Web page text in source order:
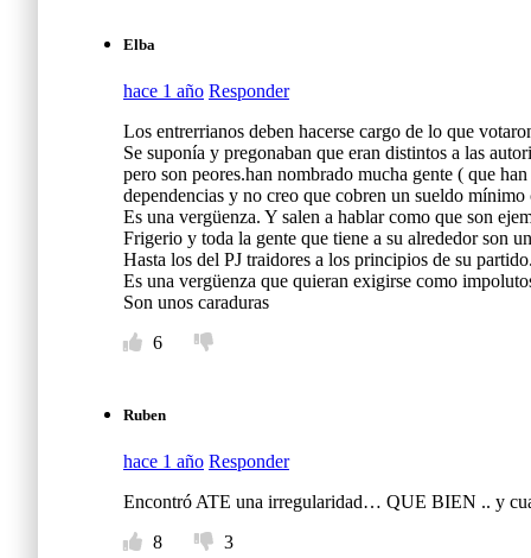
Elba
hace 1 año Responder
Los entrerrianos deben hacerse cargo de lo que
Se suponía y pregonaban que eran distintos a las
pero son peores.han nombrado mucha gente ( que
dependencias y no creo que cobren un sueldo
Es una vergüenza. Y salen a hablar como que son
Frigerio y toda la gente que tiene a su alrededor son
Hasta los del PJ traidores a los principios de su
Es una vergüenza que quieran exigirse como
Son unos caraduras
6
Ruben
hace 1 año Responder
Encontró ATE una irregularidad… QUE BIEN .. y
8
3